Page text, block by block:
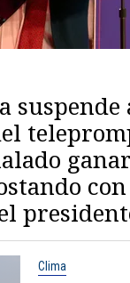
suspende
Clima